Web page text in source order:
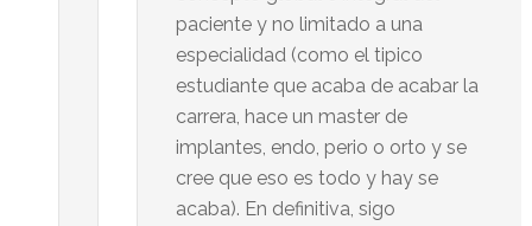
paciente y no limitado a una
especialidad (como el tipico
estudiante que acaba de acabar la
carrera, hace un master de
implantes, endo, perio o orto y se
cree que eso es todo y hay se
acaba). En definitiva, sigo